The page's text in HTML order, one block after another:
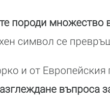
породи множество
символ се
и от Европейския
въпроса